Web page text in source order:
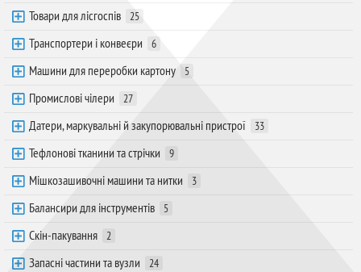
Товари для лісгоспів 25
Транспортери і конвеєри 6
Машини для переробки картону 5
Промислові чілери 27
Датери, маркувальні й закупорювальні пристрої 33
Тефлонові тканини та стрічки 9
Мішкозашивочні машини та нитки 3
Балансири для інструментів 5
Скін-пакування 2
Запасні частини та вузли 24